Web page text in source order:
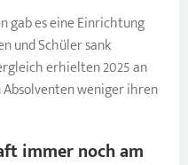
gab es eine Einrichtung
und Schüler sank
erhielten 2025 an
weniger ihren
immer noch am